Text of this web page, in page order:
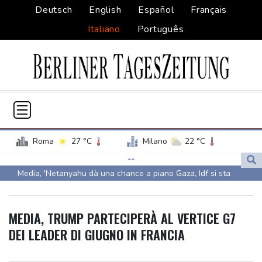
Deutsch English Español
Français
Italiano
Português
Roma 27 °C Milano
22 °C
Napoli
27 °C
--
Media, 'Netanyahu dà una chance a piano Gaza, Idf si sta
ritirando'
Axios, Casa Bianca non è preoccupata dalla dichiarazione di
MEDIA, TRUMP PARTECIPERÀ AL VERTICE G7
DEI LEADER DI GIUGNO IN FRANCIA